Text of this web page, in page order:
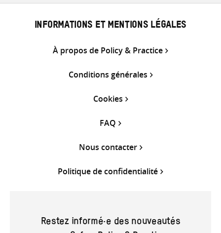
INFORMATIONS ET MENTIONS LÉGALES
À propos de Policy & Practice
Conditions générales
Cookies
FAQ
Nous contacter
Politique de confidentialité
Restez informé·e des nouveautés